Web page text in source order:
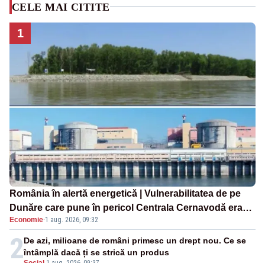
CELE MAI CITITE
1
România în alertă energetică | Vulnerabilitatea de pe
Dunăre care pune în pericol Centrala Cernavodă era
cunoscută de pe vremea lui Ceaușescu
Economie·1 aug. 2026, 09:32
2De azi, milioane de români primesc un drept nou. Ce se
întâmplă dacă ți se strică un produs